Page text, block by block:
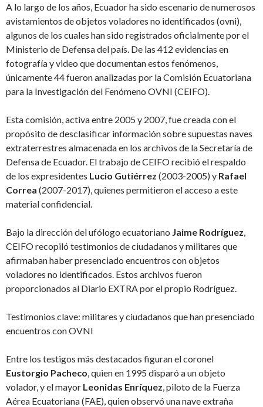
A lo largo de los años, Ecuador ha sido escenario de numerosos
avistamientos de objetos voladores no identificados (ovni),
algunos de los cuales han sido registrados oficialmente por el
Ministerio de Defensa del país. De las 412 evidencias en
fotografía y video que documentan estos fenómenos,
únicamente 44 fueron analizadas por la Comisión Ecuatoriana
para la Investigación del Fenómeno OVNI (CEIFO).
Esta comisión, activa entre 2005 y 2007, fue creada con el
propósito de desclasificar información sobre supuestas naves
extraterrestres almacenada en los archivos de la Secretaría de
Defensa de Ecuador. El trabajo de CEIFO recibió el respaldo
de los expresidentes Lucio Gutiérrez (2003-2005) y Rafael
Correa (2007-2017), quienes permitieron el acceso a este
material confidencial.
Bajo la dirección del ufólogo ecuatoriano Jaime Rodríguez
CEIFO recopiló testimonios de ciudadanos y militares que
afirmaban haber presenciado encuentros con objetos
voladores no identificados. Estos archivos fueron
proporcionados al Diario EXTRA por el propio Rodríguez.
Testimonios clave: militares y ciudadanos que han presenciado
encuentros con OVNI
Entre los testigos más destacados figuran el coronel
Eustorgio Pacheco , quien en 1995 disparó a un objeto
volador, y el mayor Leonidas Enríquez , piloto de la Fuerza
Aérea Ecuatoriana (FAE), quien observó una nave extraña